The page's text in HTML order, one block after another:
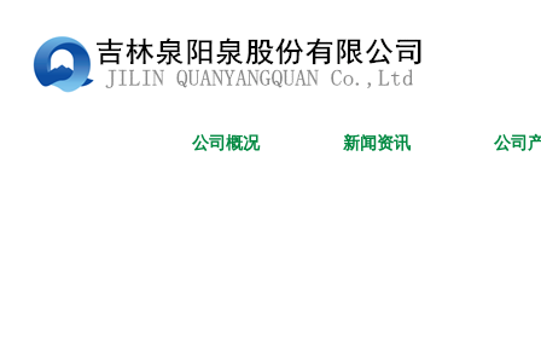
公司概况 新闻资讯 公司